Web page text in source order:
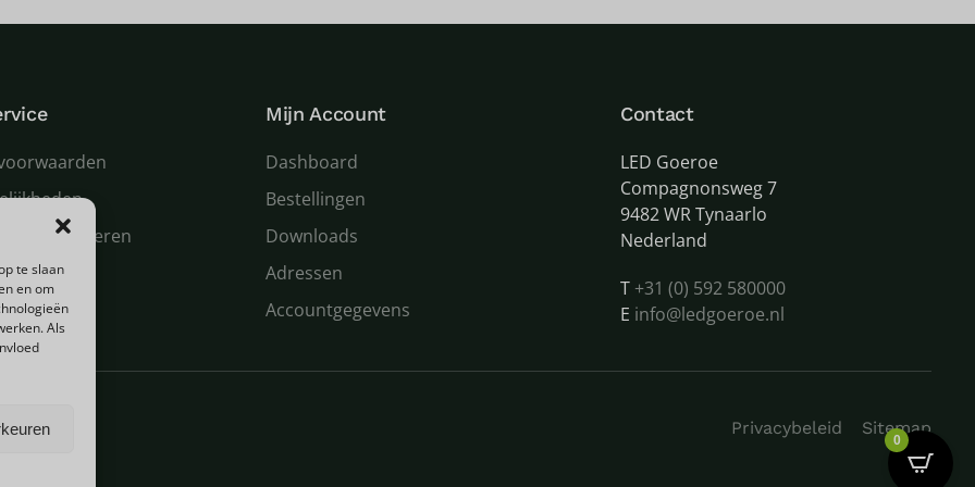
te slaan
en om
Als
en retourneren
service
Mijn Account
Dashboard
Bestellingen
Downloads
Adressen
Accountgegevens
Contact
LED Goeroe
Compagnonsweg 7
9482 WR Tynaarlo
Nederland
T +31 (0) 592 580000
E info@ledgoeroe.nl
Privacybeleid Sitemap
0